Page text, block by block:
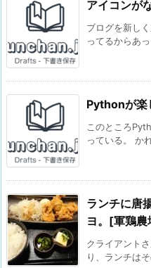
アイコンが
ブログを新し
ってるからあ
Pythonが楽
このところ
っている。 か
ランチに唐
ヨ。[軍鶏農
クライアント
り、ランチは